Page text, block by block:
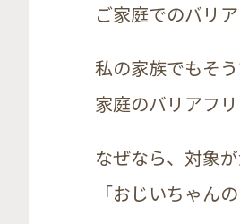
ご家庭でのバリ
私の家族でもそう
家庭のバリアフ
なぜなら、対象
「おじいちゃん